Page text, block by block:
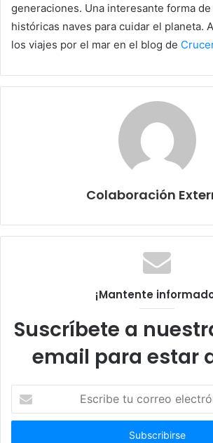
generaciones. Una interesante forma
históricas naves para cuidar el planeta.
los viajes por el mar en el blog de
Colaboración
¡Mantente
Suscríbete a
email para estar
correo